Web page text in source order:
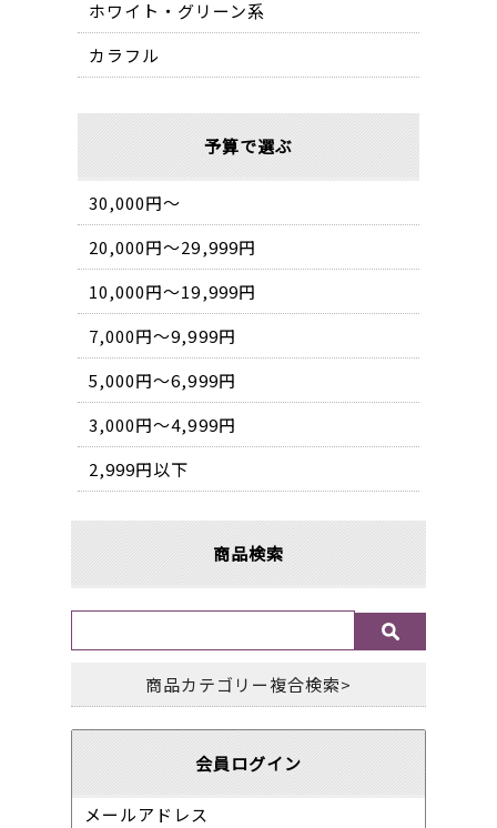
ホワイト・グリーン系
カラフル
予算で選ぶ
30,000円〜
20,000円〜29,999円
10,000円〜19,999円
7,000円〜9,999円
5,000円〜6,999円
3,000円〜4,999円
2,999円以下
商品検索
商品カテゴリー複合検索>
会員ログイン
メールアドレス